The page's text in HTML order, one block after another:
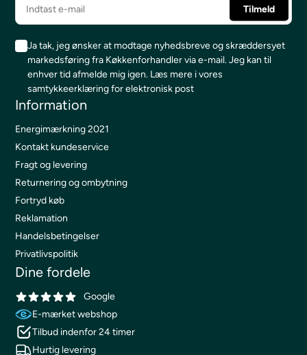
Ja tak, jeg ønsker at modtage nyhedsbreve og skræddersyet
markedsføring fra Køkkenforhandler via e-mail. Jeg kan til
enhver tid afmelde mig igen. Læs mere i vores
samtykkeerklæring for elektronisk post
Information
Energimærkning 2021
Kontakt kundeservice
Fragt og levering
Returnering og ombytning
Fortryd køb
Reklamation
Handelsbetingelser
Privatlivspolitik
Dine fordele
Google
E-mærket webshop
Tilbud indenfor 24 timer
Hurtig levering